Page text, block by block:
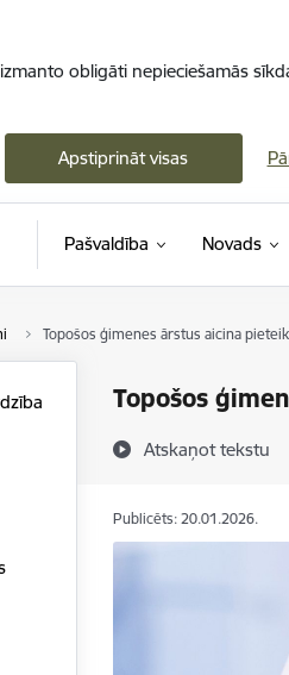
obligāti nepieciešamās
Apstiprināt visas
Pašvaldība Novads
Topošos ģimenes ārstus aicina
Topošos
Atskaņot tekstu
Publicēts: 20.01.2026.